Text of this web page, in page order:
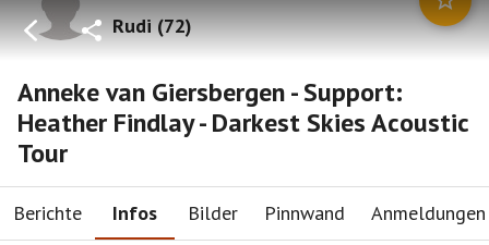
Rudi(72)
Anneke van Giersbergen - Support:
Heather Findlay - Darkest Skies Acoustic
Tour
Berichte Infos Bilder Pinnwand Anmeldungen